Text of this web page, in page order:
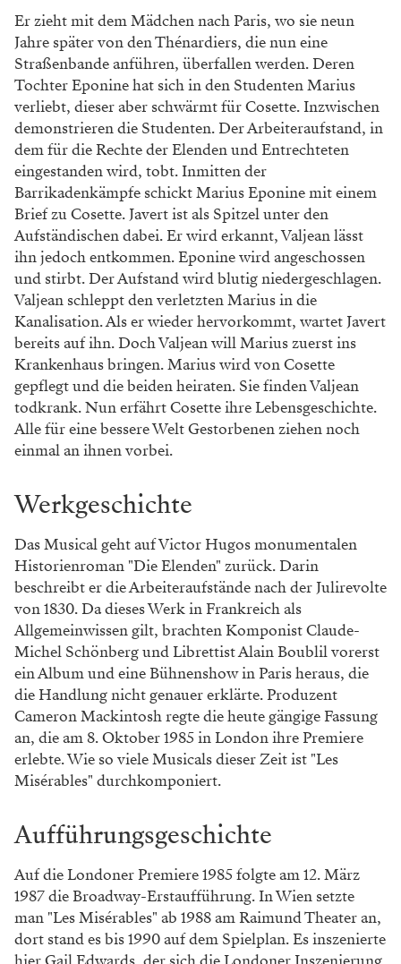
Er zieht mit dem Mädchen nach Paris, wo sie neun
Jahre später von den Thénardiers, die nun eine
Straßenbande anführen, überfallen werden. Deren
Tochter Eponine hat sich in den Studenten Marius
verliebt, dieser aber schwärmt für Cosette. Inzwischen
demonstrieren die Studenten. Der Arbeiteraufstand, in
dem für die Rechte der Elenden und Entrechteten
eingestanden wird, tobt. Inmitten der
Barrikadenkämpfe schickt Marius Eponine mit einem
Brief zu Cosette. Javert ist als Spitzel unter den
Aufständischen dabei. Er wird erkannt, Valjean lässt
ihn jedoch entkommen. Eponine wird angeschossen
und stirbt. Der Aufstand wird blutig niedergeschlagen.
Valjean schleppt den verletzten Marius in die
Kanalisation. Als er wieder hervorkommt, wartet Javert
bereits auf ihn. Doch Valjean will Marius zuerst ins
Krankenhaus bringen. Marius wird von Cosette
gepflegt und die beiden heiraten. Sie finden Valjean
todkrank. Nun erfährt Cosette ihre Lebensgeschichte.
Alle für eine bessere Welt Gestorbenen ziehen noch
einmal an ihnen vorbei.
Werkgeschichte
Das Musical geht auf Victor Hugos monumentalen
Historienroman "Die Elenden" zurück. Darin
beschreibt er die Arbeiteraufstände nach der Julirevolte
von 1830. Da dieses Werk in Frankreich als
Allgemeinwissen gilt, brachten Komponist Claude-
Michel Schönberg und Librettist Alain Boublil vorerst
ein Album und eine Bühnenshow in Paris heraus, die
die Handlung nicht genauer erklärte. Produzent
Cameron Mackintosh regte die heute gängige Fassung
an, die am 8. Oktober 1985 in London ihre Premiere
erlebte. Wie so viele Musicals dieser Zeit ist "Les
Misérables" durchkomponiert.
Aufführungsgeschichte
Auf die Londoner Premiere 1985 folgte am 12. März
1987 die Broadway-Erstaufführung. In Wien setzte
man "Les Misérables" ab 1988 am Raimund Theater an,
dort stand es bis 1990 auf dem Spielplan. Es inszenierte